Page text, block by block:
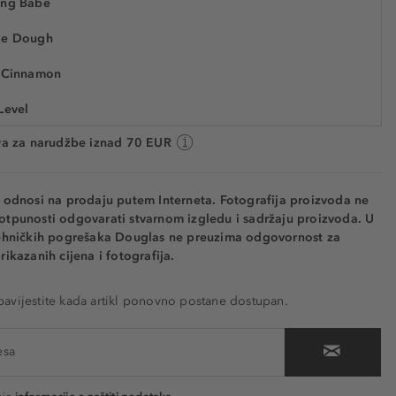
Babe
Dough
Feelings
5 radnih dana
za narudžbe iznad 70 EUR
odnosi na prodaju putem Interneta. Fotografija proizvoda ne
odgovarati stvarnom izgledu i sadržaju proizvoda. U
pogrešaka Douglas ne preuzima odgovornost za
cijena i fotografija.
kada artikl ponovno postane dostupan.